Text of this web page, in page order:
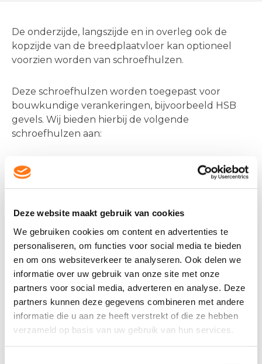
Deze website maakt gebruik van cookies
We gebruiken cookies om content en advertenties te
personaliseren, om functies voor social media te bieden
en om ons websiteverkeer te analyseren. Ook delen we
informatie over uw gebruik van onze site met onze
partners voor social media, adverteren en analyse. Deze
partners kunnen deze gegevens combineren met andere
informatie die u aan ze heeft verstrekt of die ze hebben
verzameld op basis van uw gebruik van hun services.
De onderzijde, langszijde en in overleg ook de
kopzijde van de breedplaatvloer kan optioneel
voorzien worden van schroefhulzen.
Deze schroefhulzen worden toegepast voor
bouwkundige verankeringen, bijvoorbeeld HSB
gevels. Wij bieden hierbij de volgende
schroefhulzen aan:
van 70 mm. De schroefhuls komt dan in het hart
van de plaat (bij 70 mm dikte op 35 mm hoogte).
Omdat de schroefhulzen met een bout in de PS
randen wordt vastgezet kan dit alleen in de
langszijde bij pasplaten van maximaal 2700 mm
breedte.